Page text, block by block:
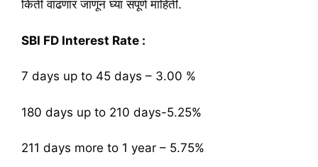
किती वाढणार जाणून घ्या संपूर्ण माहिती.
SBI FD Interest Rate :
7 days up to 45 days – 3.00 %
180 days up to 210 days-5.25%
211 days more to 1 year – 5.75%